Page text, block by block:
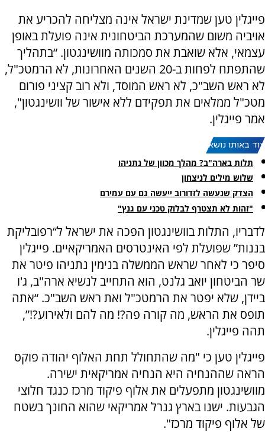
פייגלין טען שמדינת ישראל אינה מצליחה להכריע את
אויביה משום שהמערכת הביטחונית אינה פועלת באופן
עצמאי, אלא שואבת את סמכותה מוושינגטון. “בתהליך
שהתפתח לפחות ב-20 השנים האחרונות, לא הרמטכ"ל,
לא ראש השב"כ, לא ראש המוסד, ולא רוב קציני פורום
מטכ"ל ממלאים את תפקידם ללא אישור של וושינגטון",
אמר פייגלין.
עוד באותו נושא:
תלות בארה"ב? מהלך מכוון של נתניהו
שלוש מילים לניצחון
הצדק שנעשה לזדורוב ייעשה גם עם עמירם
"זהות לא תצטרף לבלוק טכני עם גנץ"
לדבריו, התלות בוושינגטון הפכה את ישראל ל“רפובליקת
בננות” שפועלת לפי האינטרסים האמריקאיים. פייגלין
סיפר כי לאחר שראש הממשלה בנימין נתניהו פיטר את
שר הביטחון יואב גלנט, הוא התחייב לנשיא ארה"ב, ג'ו
ביידן, שלא יפטר את הרמטכ"ל ואת ראש השב"כ. “אתה
תופס את הראש, מה קורה פה?! מה להם ולאירוע?!”,
תהה פייגלין.
פייגלין טען כי "מה שהתחולל תחת האלוף יהודה פוקס
הראה שההנחיה היא הנחיה אמריקאית ישירה.
מוושינגטון מתפעלים את אלוף פיקוד מרכז כנגד חלוצי
הגבעות. ישנו בארץ גנרל אמריקאי שהוא החונך בשטח
של אלוף פיקוד מרכז".